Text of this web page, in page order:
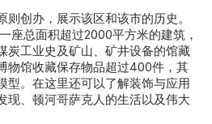
创办，展示该区和该市的历史。
座总面积超过2000平方米的建筑，
炭工业史及矿山、矿井设备的馆藏
物馆收藏保存物品超过400件，其
型。在这里还可以了解装饰与应用
现、顿河哥萨克人的生活以及伟大